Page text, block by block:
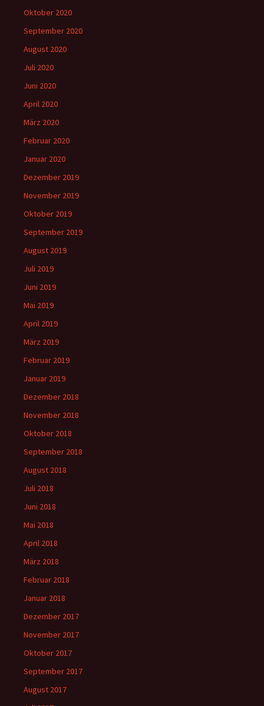
Oktober 2020
September 2020
August 2020
Juli 2020
Juni 2020
April 2020
März 2020
Februar 2020
Januar 2020
Dezember 2019
November 2019
Oktober 2019
September 2019
August 2019
Juli 2019
Juni 2019
Mai 2019
April 2019
März 2019
Februar 2019
Januar 2019
Dezember 2018
November 2018
Oktober 2018
September 2018
August 2018
Juli 2018
Juni 2018
Mai 2018
April 2018
März 2018
Februar 2018
Januar 2018
Dezember 2017
November 2017
Oktober 2017
September 2017
August 2017